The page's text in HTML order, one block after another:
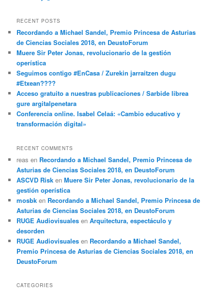
RECENT POSTS
Recordando a Michael Sandel, Premio Princesa de Asturias
de Ciencias Sociales 2018, en DeustoForum
Muere Sir Peter Jonas, revolucionario de la gestión
operística
Seguimos contigo #EnCasa / Zurekin jarraitzen dugu
#Etxean????
Acceso gratuito a nuestras publicaciones / Sarbide librea
gure argitalpenetara
Conferencia online. Isabel Celaá: «Cambio educativo y
transformación digital»
RECENT COMMENTS
reas en Recordando a Michael Sandel, Premio Princesa de
Asturias de Ciencias Sociales 2018, en DeustoForum
ASCVD Risk enMuere Sir Peter Jonas, revolucionario de la
gestión operística
mosbk en Recordando a Michael Sandel, Premio Princesa de
Asturias de Ciencias Sociales 2018, en DeustoForum
RUGE Audiovisuales enArquitectura, espectáculo y
desorden
RUGE Audiovisuales en Recordando a Michael Sandel,
Premio Princesa de Asturias de Ciencias Sociales 2018, en
DeustoForum
CATEGORIES